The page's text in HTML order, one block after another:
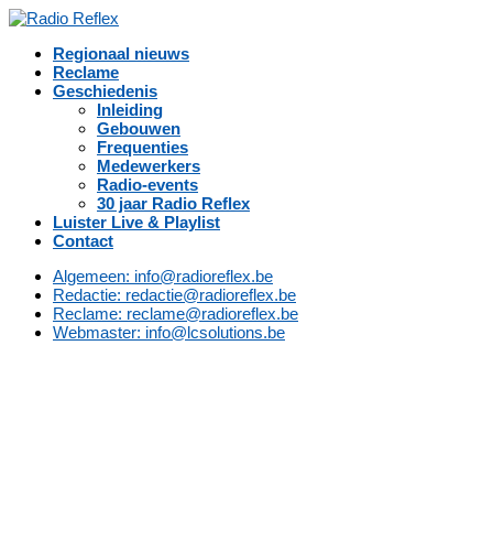
Regionaal nieuws
Reclame
Geschiedenis
Inleiding
Gebouwen
Frequenties
Medewerkers
Radio-events
30 jaar Radio Reflex
Luister Live & Playlist
Contact
Algemeen: info@radioreflex.be
Redactie: redactie@radioreflex.be
Reclame: reclame@radioreflex.be
Webmaster: info@lcsolutions.be